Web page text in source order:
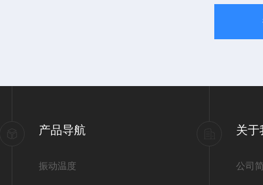
产品导航
振动温度
关于
公司